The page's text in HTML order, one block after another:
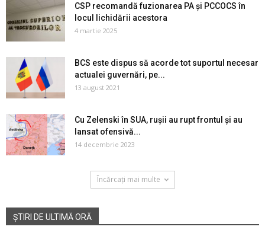
CSP recomandă fuzionarea PA și PCCOCS în
locul lichidării acestora
4 martie 2025
BCS este dispus să acorde tot suportul necesar
actualei guvernări, pe...
13 august 2021
Cu Zelenski în SUA, rușii au rupt frontul și au
lansat ofensivă...
14 decembrie 2023
Încărcați mai multe
ȘTIRI DE ULTIMĂ ORĂ